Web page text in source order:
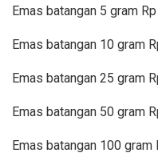
Emas batangan 5 gram
Emas batangan 10 gram
Emas batangan 25 gram
Emas batangan 50 gram
Emas batangan 100 gram